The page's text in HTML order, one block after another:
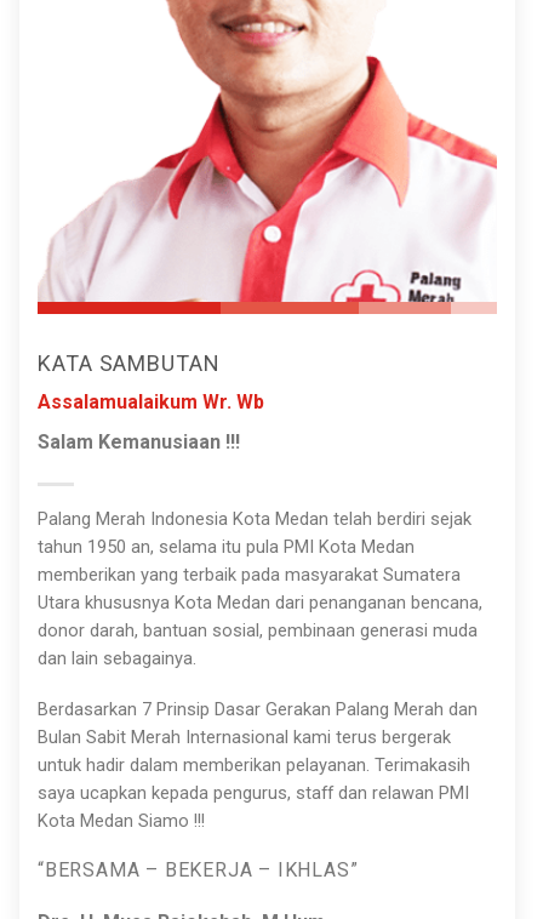
KATA SAMBUTAN
Assalamualaikum Wr. Wb
Salam Kemanusiaan !!!
Palang Merah Indonesia Kota Medan telah berdiri sejak
tahun 1950 an, selama itu pula PMI Kota Medan
memberikan yang terbaik pada masyarakat Sumatera
Utara khususnya Kota Medan dari penanganan bencana,
donor darah, bantuan sosial, pembinaan generasi muda
dan lain sebagainya.
Berdasarkan 7 Prinsip Dasar Gerakan Palang Merah dan
Bulan Sabit Merah Internasional kami terus bergerak
untuk hadir dalam memberikan pelayanan. Terimakasih
saya ucapkan kepada pengurus, staff dan relawan PMI
Kota Medan Siamo !!!
“BERSAMA – BEKERJA – IKHLAS”